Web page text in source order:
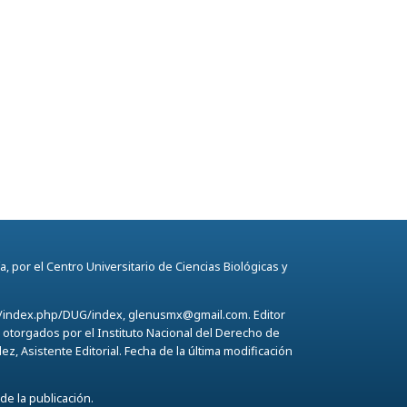
por el Centro Universitario de Ciencias Biológicas y
index.php/DUG/index, glenusmx@gmail.com. Editor
otorgados por el Instituto Nacional del Derecho de
Asistente Editorial. Fecha de la última modificación
la publicación.